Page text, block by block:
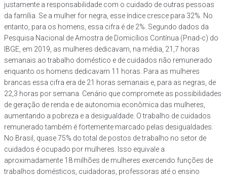
justamente a responsabilidade com o cuidado de outras pessoas
da família. Se a mulher for negra, esse índice cresce para 32%. No
entanto, para os homens, essa cifra é de 2%. Segundo dados da
Pesquisa Nacional de Amostra de Domicílios Contínua (Pnad-c) do
IBGE, em 2019, as mulheres dedicavam, na média, 21,7 horas
semanais ao trabalho doméstico e de cuidados não remunerado
enquanto os homens dedicavam 11 horas. Para as mulheres
brancas essa cifra era de 21 horas semanais e, para as negras, de
22,3 horas por semana. Cenário que compromete as possibilidades
de geração de renda e de autonomia econômica das mulheres,
aumentando a pobreza e a desigualdade. O trabalho de cuidados
remunerado também é fortemente marcado pelas desigualdades.
No Brasil, quase 75% do total de postos de trabalho no setor de
cuidados é ocupado por mulheres. Isso equivale a
aproximadamente 18 milhões de mulheres exercendo funções de
trabalhos domésticos, cuidadoras, professoras até o ensino